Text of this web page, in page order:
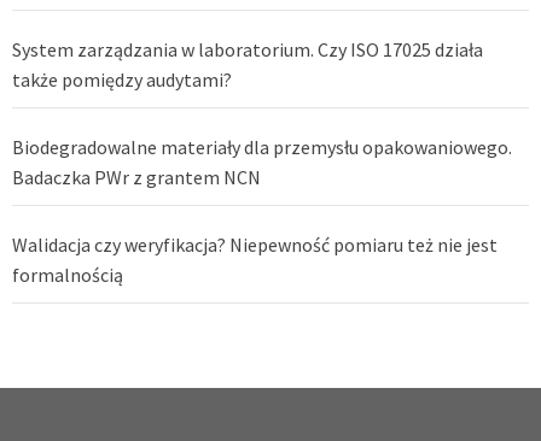
System zarządzania w laboratorium. Czy ISO 17025 działa
także pomiędzy audytami?
Biodegradowalne materiały dla przemysłu opakowaniowego.
Badaczka PWr z grantem NCN
Walidacja czy weryfikacja? Niepewność pomiaru też nie jest
formalnością